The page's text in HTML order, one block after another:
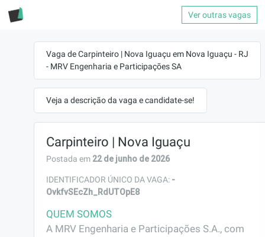
Ver outras vagas
Vaga de Carpinteiro | Nova Iguaçu em Nova Iguaçu - RJ
- MRV Engenharia e Participações SA
Veja a descrição da vaga e candidate-se!
Carpinteiro | Nova Iguaçu
Postada em 22 de junho de 2026
IDENTIFICADOR ÚNICO DA VAGA: -
OvkfvSEcZh_RdUTOpE8
QUEM SOMOS
A MRV Engenharia e Participações S.A., com